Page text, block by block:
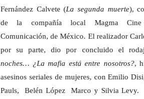
Fernández Calvete (La segunda muerte),
de la compañía local Magma
Comunicación, de México. El realizador
por su parte, dio por concluido el
noches… ¿La mafia está entre nosotros?,
asesinos seriales de mujeres, con Emilio
Pauls, Belén López Marco y Silvia Levy.